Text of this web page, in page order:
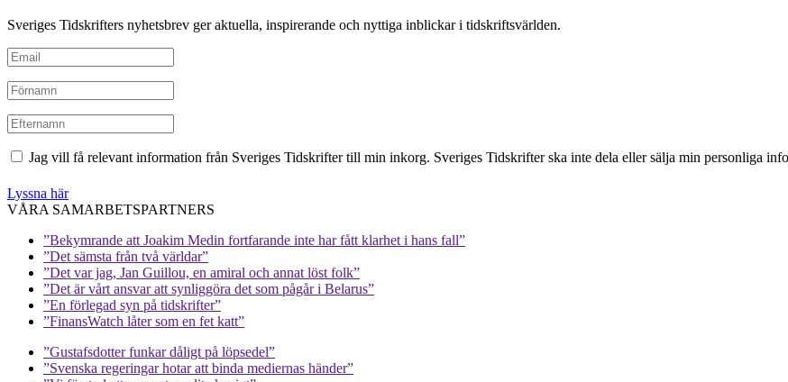
Sveriges Tidskrifters nyhetsbrev ger aktuella, inspirerande och nyttiga inblickar i tidskriftsvärlden.
Jag vill få relevant information från Sveriges Tidskrifter till min inkorg. Sveriges Tidskrifter ska inte dela eller sälja min personliga
Lyssna här
VÅRA SAMARBETSPARTNERS
”Bekymrande att Joakim Medin fortfarande inte har fått klarhet i hans fall”
”Det sämsta från två världar”
”Det var jag, Jan Guillou, en amiral och annat löst folk”
”Det är vårt ansvar att synliggöra det som pågår i Belarus”
”En förlegad syn på tidskrifter”
”FinansWatch låter som en fet katt”
”Gustafsdotter funkar dåligt på löpsedel”
”Svenska regeringar hotar att binda mediernas händer”